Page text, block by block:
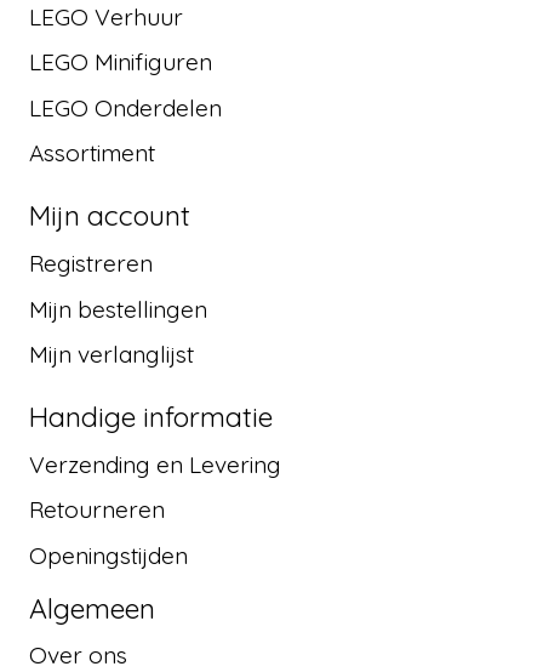
LEGO Verhuur
LEGO Minifiguren
LEGO Onderdelen
Assortiment
Mijn account
Registreren
Mijn bestellingen
Mijn verlanglijst
Handige informatie
Verzending en Levering
Retourneren
Openingstijden
Algemeen
Over ons